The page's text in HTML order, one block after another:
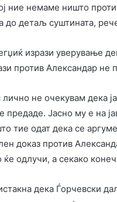
ние немаме ништо
до детаљ суштината,
изрази уверување
против Александар не
лично не очекувам дека
предаде. Јасно му е на
тие одат дека се
доказ против
ќе одлучи, а секако
дека Ѓорчевски